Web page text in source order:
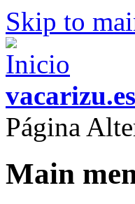
Skip to
vacarizu.es
Página
Main